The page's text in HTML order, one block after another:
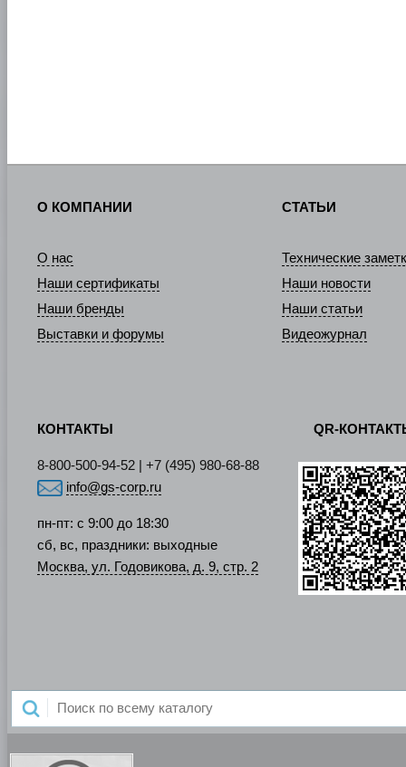
О КОМПАНИИ
О нас
Наши сертификаты
Наши бренды
Выставки и форумы
СТАТЬИ
Технические
Наши новости
Наши статьи
Видеожурнал
КОНТАКТЫ
8-800-500-94-52 | +7 (495) 980-68-88
info@gs-corp.ru
пн-пт: с 9:00 до 18:30
сб, вс, праздники: выходные
Москва, ул. Годовикова, д. 9, стр. 2
QR-